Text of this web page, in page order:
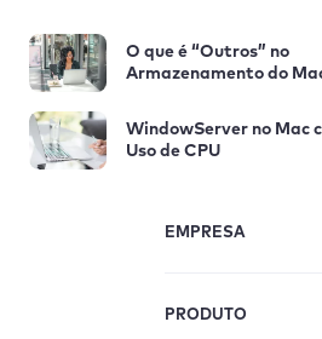
O que é “Outros” no
Armazenamento do
WindowServer no Mac
Uso de CPU
EMPRESA
PRODUTO